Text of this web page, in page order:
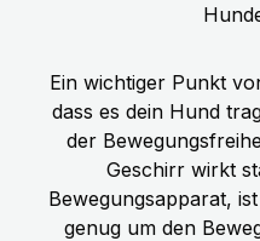
Ein wichtiger Punkt
dass es dein Hund
der
Geschirr wirkt
Bewegungsapparat,
genug um den